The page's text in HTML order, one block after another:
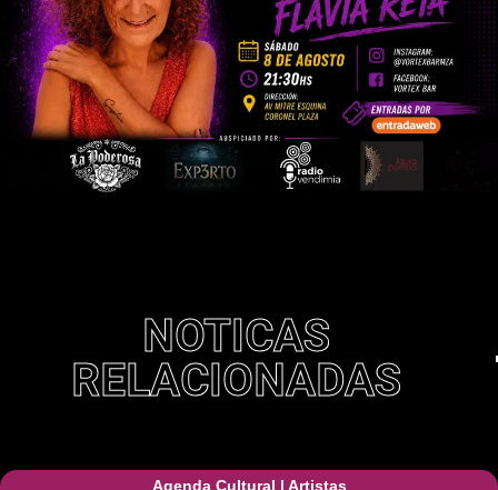
NOTICAS
RELACIONADAS
Agenda Cultural | Artistas